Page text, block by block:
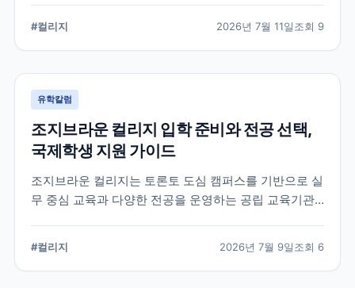
으로 입학 준비에 필요한 내용을 정리했습니다.
#컬리지 2026년 7월 11일조회 9
유학칼럼
조지브라운 컬리지 입학 준비와 전공 선택,
국제학생 지원 가이드
조지브라운 컬리지는 토론토 도심 캠퍼스를 기반으로 실
무 중심 교육과 다양한 전공을 운영하는 공립 교육기관
#컬리지 2026년 7월 9일조회 6